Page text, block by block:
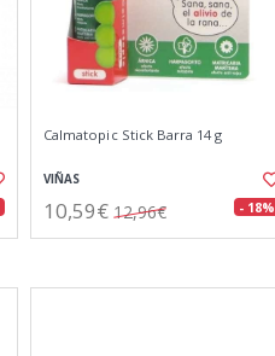
Calmatopic Stick Barra 14 g
VIÑAS
10,59€ 12,96€ - 18%